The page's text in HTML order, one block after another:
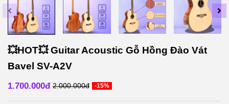
💥HOT💥 Guitar Acoustic Gỗ Hồng Đào Vát
Bavel SV-A2V
1.700.000đ 2.000.000đ -15%